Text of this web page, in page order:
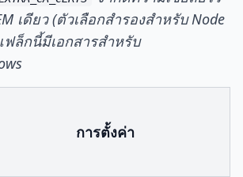
เดียว (ตัวเลือกสำรองสำหรับ Node
ฟล็กนี้มีเอกสารสำหรับ
การตั้งค่า